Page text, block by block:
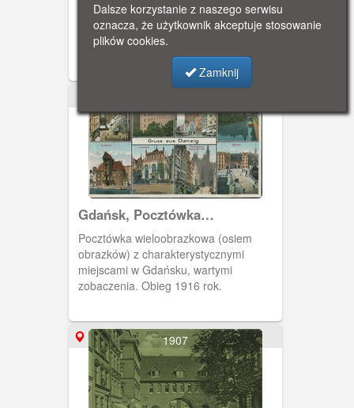
Spichrzów, przeznaczony obecnie
wyłącznie do użytku pieszego, Most
Krowi należy do najstarszych gdańskich
mostów. Przerzucono go przez Motławę
po raz pierwszy w latach 1378-1379
jako tzw. Kładkę Krowią, służącą
głównie do przepędzenia tędy na
pastwiska (przed ubojem) stad bydła
należącego do gdańskich rzeźników.
Tędy również przeprowadzano na
Wyspę Spichrzów psy, które stróżowały
nocami wokół magazynów ze zbożem.
Gdańsk, Pocztówka
wieloobrazkowa
Pocztówka wieloobrazkowa (osiem
obrazków) z charakterystycznymi
miejscami w Gdańsku, wartymi
zobaczenia. Obieg 1916 rok.
1907
Dalsze korzystanie z naszego serwisu
oznacza, że użytkownik akceptuje stosowanie
plików cookies.
Zamknij